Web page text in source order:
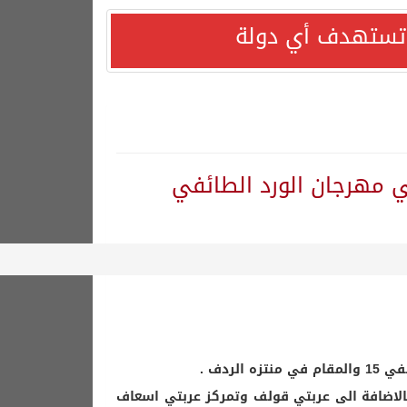
تستهدف أي دولة
مهرجان الورد الطائفي
.
الى عربتي قولف وتمركز عربتي اسعاف